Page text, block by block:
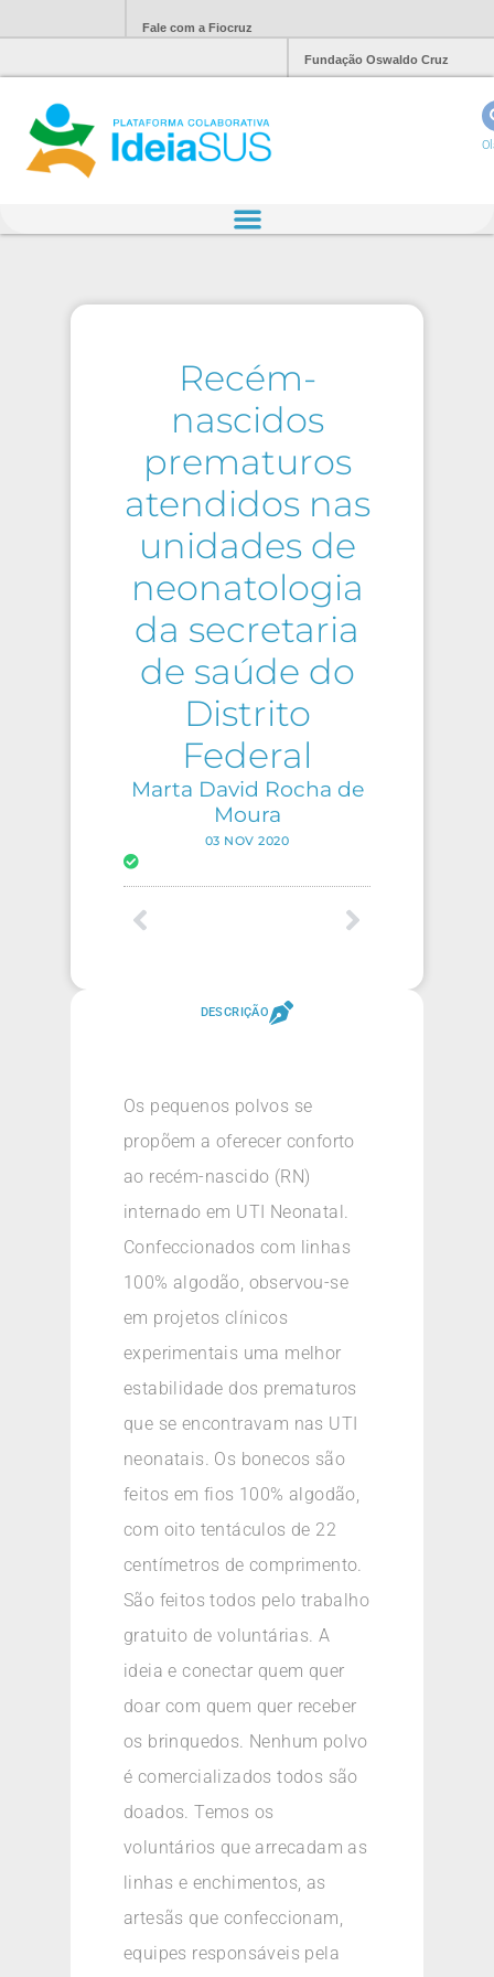
Fale com a Fiocruz
Fundação Oswaldo Cruz
Recém-
nascidos
prematuros
atendidos nas
unidades de
neonatologia
da secretaria
de saúde do
Distrito
Federal
Marta David Rocha de
Moura
03 NOV 2020
DESCRIÇÃO
Os pequenos polvos se
propõem a oferecer conforto
ao recém-nascido (RN)
internado em UTI Neonatal.
Confeccionados com linhas
100% algodão, observou-se
em projetos clínicos
experimentais uma melhor
estabilidade dos prematuros
que se encontravam nas UTI
neonatais. Os bonecos são
feitos em fios 100% algodão,
com oito tentáculos de 22
centímetros de comprimento.
São feitos todos pelo trabalho
gratuito de voluntárias. A
ideia e conectar quem quer
doar com quem quer receber
os brinquedos. Nenhum polvo
é comercializados todos são
doados. Temos os
voluntários que arrecadam as
linhas e enchimentos, as
artesãs que confeccionam,
equipes responsáveis pela